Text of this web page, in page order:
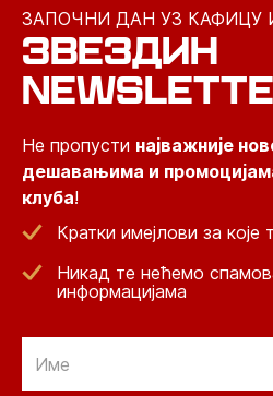
ЗАПОЧНИ ДАН УЗ КАФИЦУ
ЗВЕЗДИН
Не пропусти најважније
дешавањима и
клуба!
Кратки имејлови за које
Никад те нећемо
информацијама